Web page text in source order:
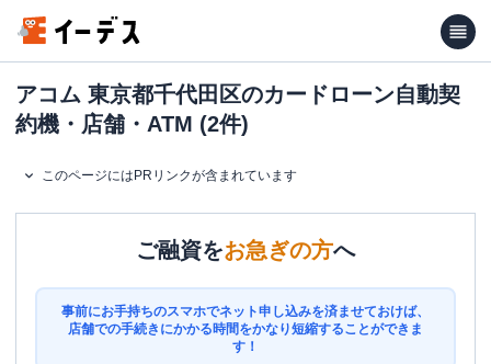
アコム 東京都千代田区のカードローン自動契
約機・店舗・ATM (2件)
このページにはPRリンクが含まれています
ご融資をお急ぎの方へ
事前にお手持ちのスマホでネット申し込みを済ませておけば、
店舗での手続きにかかる時間をかなり短縮することができま
す！